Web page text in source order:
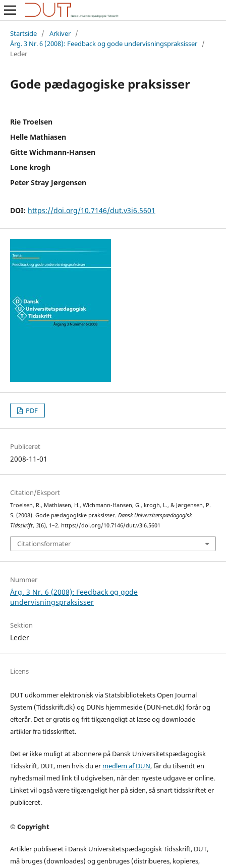
Startside / Arkiver /
Årg. 3 Nr. 6 (2008): Feedback og gode undervisningspraksisser /
Leder
Gode pædagogiske praksisser
Rie Troelsen
Helle Mathiasen
Gitte Wichmann-Hansen
Lone krogh
Peter Stray Jørgensen
DOI: https://doi.org/10.7146/dut.v3i6.5601
PDF
Publiceret
2008-11-01
Citation/Eksport
Troelsen, R., Mathiasen, H., Wichmann-Hansen, G., krogh, L., & Jørgensen, P.
S. (2008). Gode pædagogiske praksisser. Dansk Universitetspædagogisk
Tidsskrift, 3(6), 1–2. https://doi.org/10.7146/dut.v3i6.5601
Citationsformater
Nummer
Årg. 3 Nr. 6 (2008): Feedback og gode
undervisningspraksisser
Sektion
Leder
Licens
DUT udkommer elektronisk via Statsbibliotekets Open Journal
System (Tidsskrift.dk) og DUNs hjemmeside (DUN-net.dk) forår og
efterår. Det er gratis og frit tilgængeligt at læse og downloade
artikler fra tidsskriftet.
Det er ikke muligt at abonnere på Dansk Universitetspædagogisk
Tidsskrift, DUT, men hvis du er medlem af DUN, får du tilsendt en
nyhedsmail med link til udgivelsen, når den nyeste udgave er online.
Linket vil også være tilgængeligt her på siden, så snart tidsskriftet er
publiceret.
© Copyright
Artikler publiseret i Dansk Universitetspædagogisk Tidsskrift, DUT,
må bruges (downloades) og genbruges (distribueres, kopieres,